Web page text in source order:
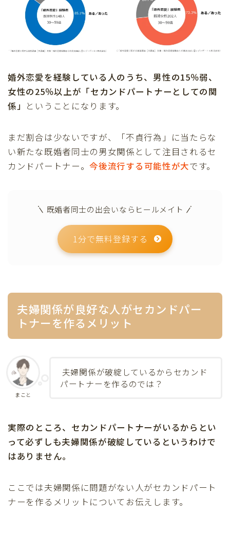
婚外恋愛を経験している人のうち、男性の15％弱、
女性の25％以上が「セカンドパートナーとしての関
係」 ということになります。
まだ割合は少ないですが、「不貞行為」に当たらな
い新たな既婚者同士の男女関係として注目されるセ
カンドパートナー。今後流行する可能性が大です。
既婚者同士の出会いならヒールメイト
1分で無料登録する
夫婦関係が良好な人がセカンドパー
トナーを作るメリット
まこと
夫婦関係が破綻しているからセカンド
パートナーを作るのでは？
実際のところ、セカンドパートナーがいるからとい
って必ずしも夫婦関係が破綻しているというわけで
はありません。
ここでは夫婦関係に問題がない人がセカンドパート
ナーを作るメリットについてお伝えします。